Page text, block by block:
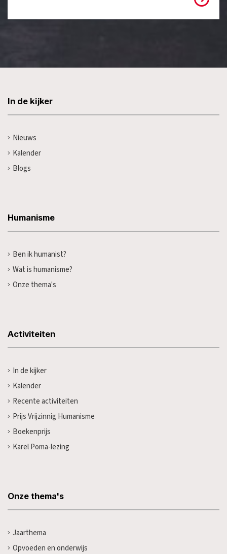
In de kijker
Nieuws
Kalender
Blogs
Humanisme
Ben ik humanist?
Wat is humanisme?
Onze thema's
Activiteiten
In de kijker
Kalender
Recente activiteiten
Prijs Vrijzinnig Humanisme
Boekenprijs
Karel Poma-lezing
Onze thema's
Jaarthema
Opvoeden en onderwijs